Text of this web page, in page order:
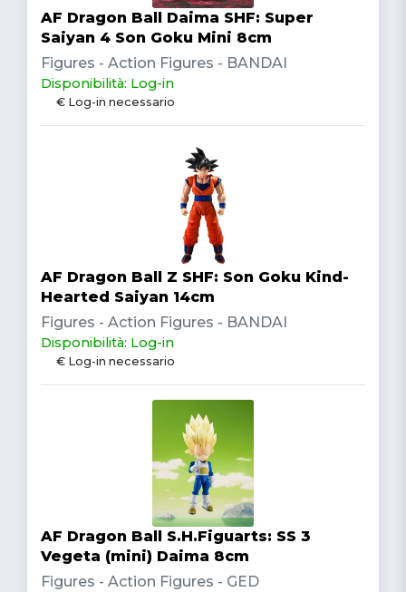
AF Dragon Ball Daima SHF: Super
Saiyan 4 Son Goku Mini 8cm
Figures - Action Figures - BANDAI
Disponibilità: Log-in
€ Log-in necessario
AF Dragon Ball Z SHF: Son Goku Kind-
Hearted Saiyan 14cm
Figures - Action Figures - BANDAI
Disponibilità: Log-in
€ Log-in necessario
AF Dragon Ball S.H.Figuarts: SS 3
Vegeta (mini) Daima 8cm
Figures - Action Figures - GED